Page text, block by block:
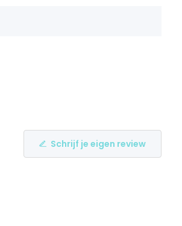
Schrijf je eigen review